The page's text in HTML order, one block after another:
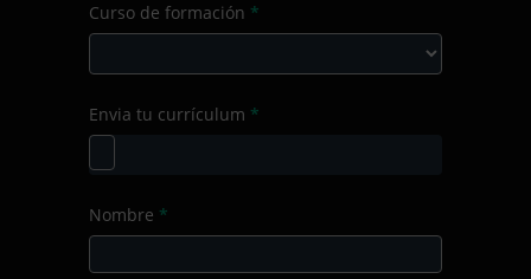
Producto/Servicio
Curso de formación *
Envia tu currículum *
Nombre *